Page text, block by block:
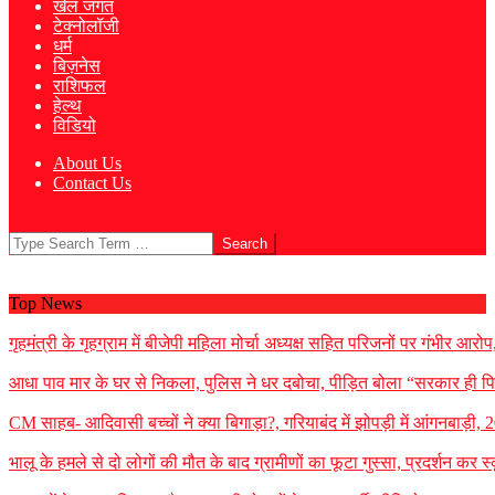
खेल जगत
टेक्नोलॉजी
धर्म
बिज़नेस
राशिफल
हेल्थ
विडियो
About Us
Contact Us
Search
Top News
गृहमंत्री के गृहग्राम में बीजेपी महिला मोर्चा अध्यक्ष सहित परिजनों पर गंभीर
आधा पाव मार के घर से निकला, पुलिस ने धर दबोचा, पीड़ित बोला “सरकार ही
CM साहब- आदिवासी बच्चों ने क्या बिगाड़ा?, गरियाबंद में झोपड़ी में
भालू के हमले से दो लोगों की मौत के बाद ग्रामीणों का फूटा गुस्सा, प्रदर्शन कर